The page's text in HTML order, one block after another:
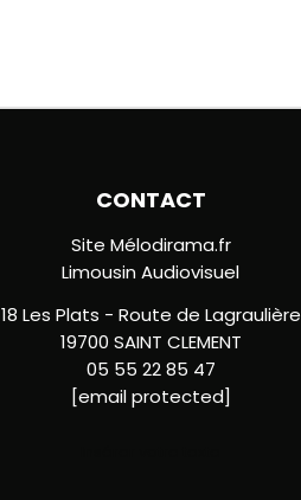
CONTACT
Site Mélodirama.fr
Limousin Audiovisuel
18 Les Plats - Route de Lagraulière
19700 SAINT CLEMENT
05 55 22 85 47
[email protected]